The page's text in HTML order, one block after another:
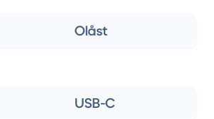
Olåst
USB-C